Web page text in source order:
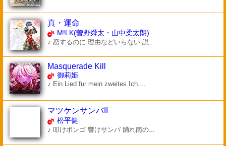
真・運命
M!LK(曽野舜太・山中柔太朗)
♪ 恋するのに 理由などいらない 説...
Masquerade Kill
御莉姫
♪ Ein Lied fur mein zweites Ich....
マツケンサンバII
松平健
♪ 叩けボンゴ 響けサンバ 踊れ南の...